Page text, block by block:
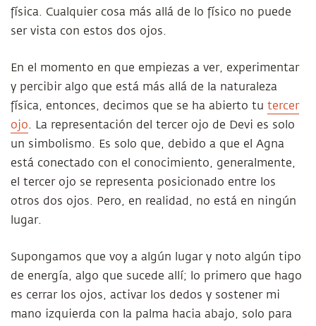
física. Cualquier cosa más allá de lo físico no puede
ser vista con estos dos ojos.
En el momento en que empiezas a ver, experimentar
y percibir algo que está más allá de la naturaleza
física, entonces, decimos que se ha abierto tu tercer
ojo. La representación del tercer ojo de Devi es solo
un simbolismo. Es solo que, debido a que el Agna
está conectado con el conocimiento, generalmente,
el tercer ojo se representa posicionado entre los
otros dos ojos. Pero, en realidad, no está en ningún
lugar.
Supongamos que voy a algún lugar y noto algún tipo
de energía, algo que sucede allí; lo primero que hago
es cerrar los ojos, activar los dedos y sostener mi
mano izquierda con la palma hacia abajo, solo para